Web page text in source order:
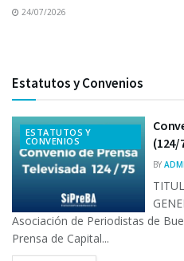
24/07/2026
Estatutos y Convenios
ESTATUTOS Y
CONVENIOS
(124/
BY
Asociación de Periodistas de
Prensa de Capital...